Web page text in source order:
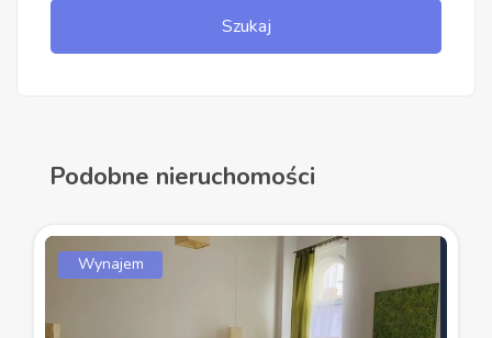
Szukaj
Podobne nieruchomości
Wynajem